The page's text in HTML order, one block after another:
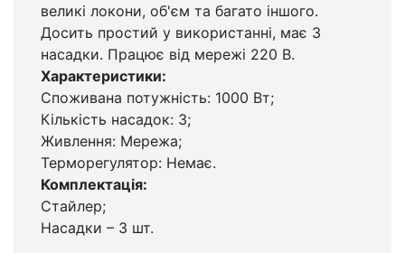
великі локони, об'єм та багато іншого.
Досить простий у використанні, має 3
насадки. Працює від мережі 220 В.
Характеристики:
Споживана потужність: 1000 Вт;
Кількість насадок: 3;
Живлення: Мережа;
Терморегулятор: Немає.
Комплектація:
Стайлер;
Насадки – 3 шт.